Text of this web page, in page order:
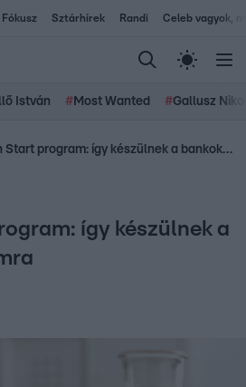
Fókusz Sztárhírek Randi Celeb vagyok,
István # Most Wanted #Gallusz
Otthon Start program: így készülnek a bankok a rohamra
így készülnek a